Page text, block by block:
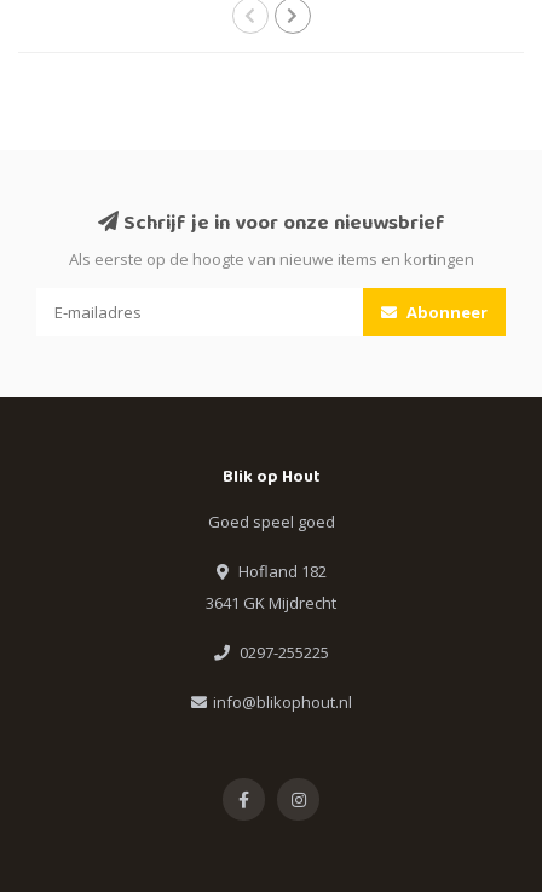
Schrijf je in voor onze nieuwsbrief
Als eerste op de hoogte van nieuwe items en kortingen
Abonneer
Blik op Hout
Goed speel goed
Hofland 182
3641 GK Mijdrecht
0297-255225
info@blikophout.nl